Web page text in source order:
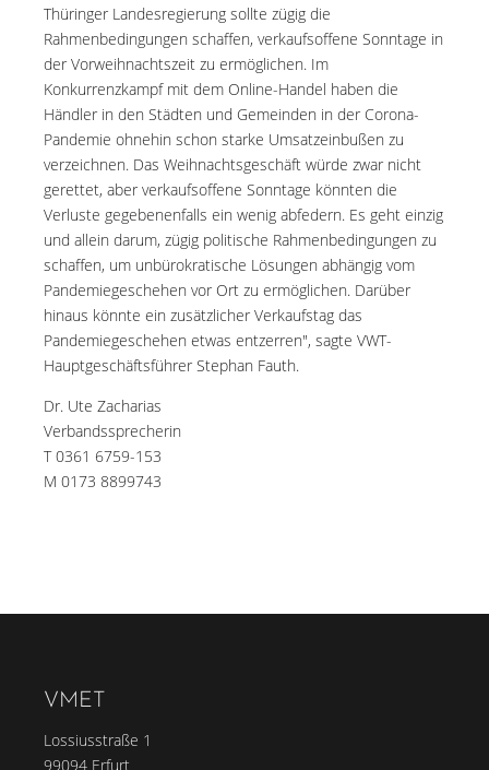
Thüringer Landesregierung sollte zügig die
Rahmenbedingungen schaffen, verkaufsoffene Sonntage in
der Vorweihnachtszeit zu ermöglichen. Im
Konkurrenzkampf mit dem Online-Handel haben die
Händler in den Städten und Gemeinden in der Corona-
Pandemie ohnehin schon starke Umsatzeinbußen zu
verzeichnen. Das Weihnachtsgeschäft würde zwar nicht
gerettet, aber verkaufsoffene Sonntage könnten die
Verluste gegebenenfalls ein wenig abfedern. Es geht einzig
und allein darum, zügig politische Rahmenbedingungen zu
schaffen, um unbürokratische Lösungen abhängig vom
Pandemiegeschehen vor Ort zu ermöglichen. Darüber
hinaus könnte ein zusätzlicher Verkaufstag das
Pandemiegeschehen etwas entzerren", sagte VWT-
Hauptgeschäftsführer Stephan Fauth.
Dr. Ute Zacharias
Verbandssprecherin
T 0361 6759-153
M 0173 8899743
VMET
Lossiusstraße 1
99094 Erfurt